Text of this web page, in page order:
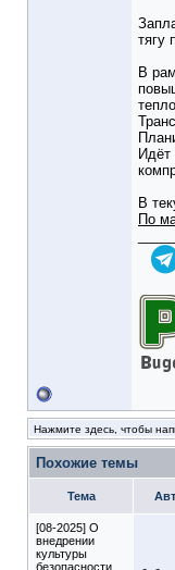
тягу
В
Идёт
В
По
Нажмите здесь, чтобы
Похожие темы
Тема
[08-2025] О
внедрении
культуры
безопасности